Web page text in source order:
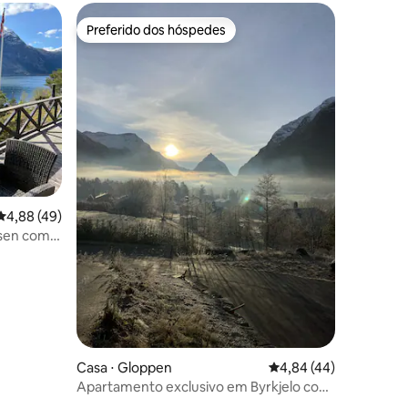
de uma avaliação média de 5, 49 avaliações
4,88 (49)
com
Preferido dos hóspedes
Preferido dos hóspedes
Casa ⋅ Gloppen 4,84 de uma
4,84 (44)
Apartamento exclusivo em Byrkjelo com